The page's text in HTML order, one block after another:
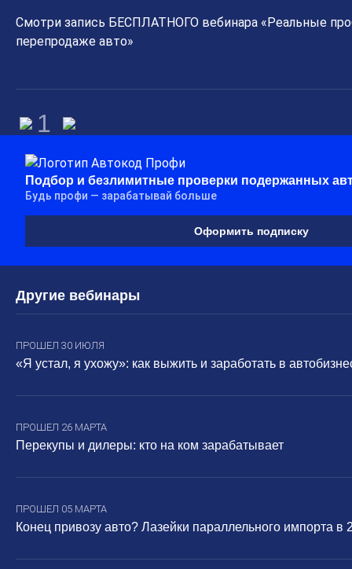
Смотри запись БЕСПЛАТНОГО вебинара «Реальные
перепродаже авто»
1
Подбор и безлимитные проверки подержанных
Будь профи — зарабатывай больше
Оформить подписку
Другие вебинары
ПРОШЕЛ 30 ИЮЛЯ
«Я устал, я ухожу»: как выжить и заработать в
ПРОШЕЛ 26 МАРТА
Перекупы и дилеры: кто на ком зарабатывает
ПРОШЕЛ 05 МАРТА
Конец привозу авто? Лазейки параллельного импорта в